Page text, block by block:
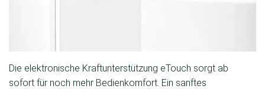
Die elektronische Kraftunterstützung eTouch sorgt ab
sofort für noch mehr Bedienkomfort. Ein sanftes